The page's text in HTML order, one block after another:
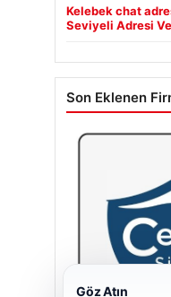
Kelebek chat
Seviyeli Adresi
Son Eklenen
Göz Atın